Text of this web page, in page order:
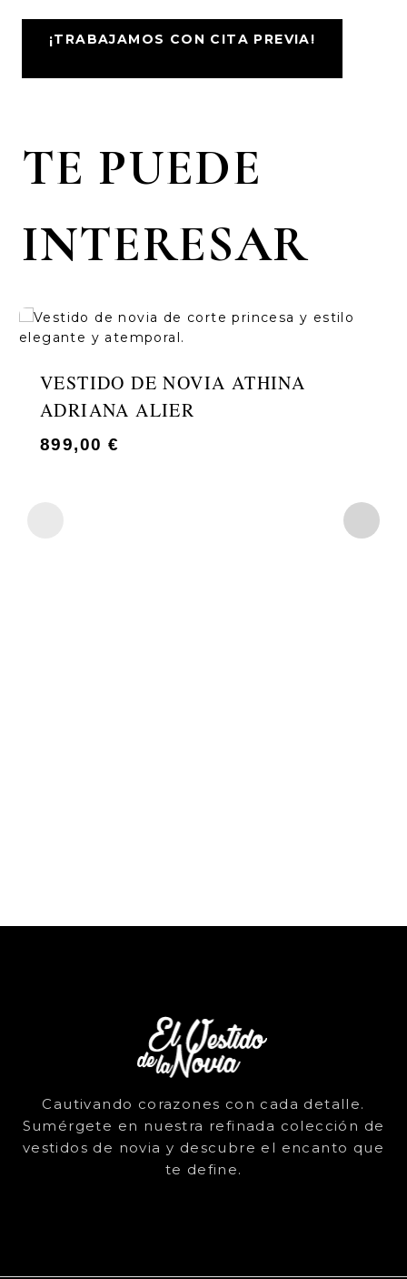
¡TRABAJAMOS CON CITA PREVIA!
TE PUEDE
INTERESAR
VESTIDO DE NOVIA ATHINA
ADRIANA ALIER
899,00 €
Cautivando corazones con cada detalle.
Sumérgete en nuestra refinada colección de
vestidos de novia y descubre el encanto que
te define.